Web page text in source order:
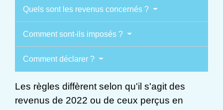
Quels sont les revenus concernés ?
Comment sont-ils imposés ?
Comment déclarer ?
Les règles diffèrent selon qu'il s'agit des
revenus de 2022 ou de ceux perçus en